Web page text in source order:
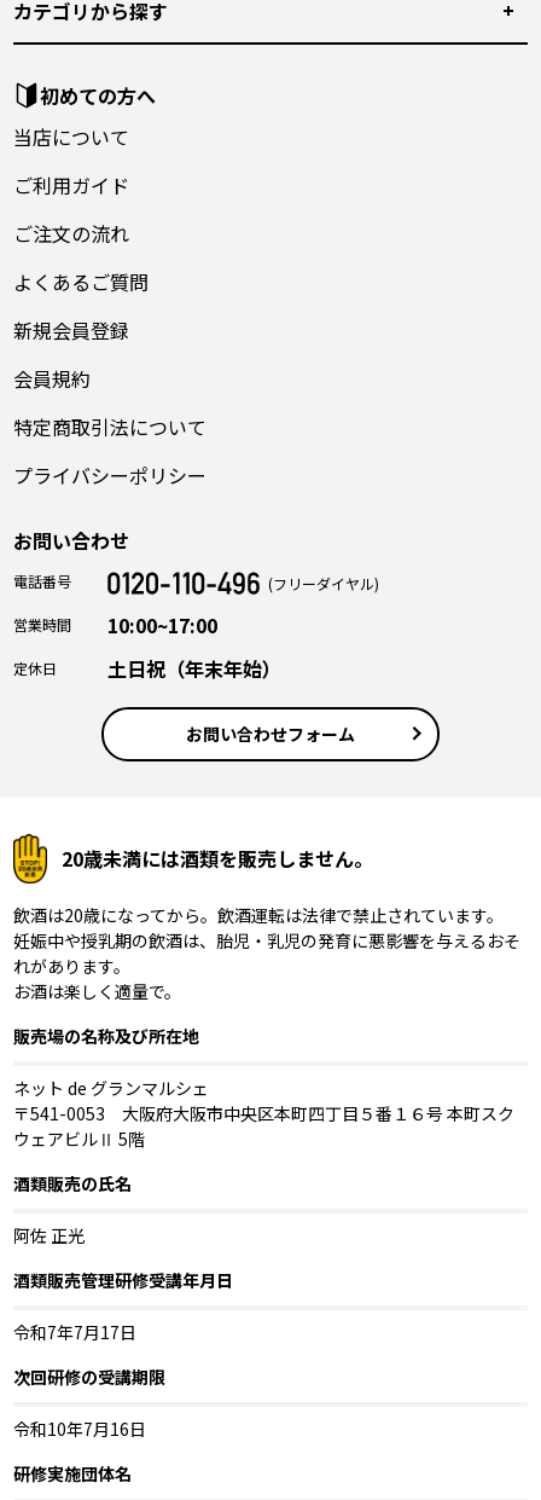
カテゴリから探す
初めての方へ
当店について
ご利用ガイド
ご注文の流れ
よくあるご質問
新規会員登録
会員規約
特定商取引法について
プライバシーポリシー
お問い合わせ
電話番号
(フリーダイヤル)
営業時間
10:00~17:00
定休日 土日祝（年末年始）
お問い合わせフォーム
20歳未満には酒類を販売しません。
飲酒は20歳になってから。飲酒運転は法律で禁止されています。
妊娠中や授乳期の飲酒は、胎児・乳児の発育に悪影響を与えるおそ
れがあります。
お酒は楽しく適量で。
販売場の名称及び所在地
ネット de グランマルシェ
〒541-0053 大阪府大阪市中央区本町四丁目５番１６号 本町スク
ウェアビルⅡ 5階
酒類販売の氏名
阿佐 正光
酒類販売管理研修受講年月日
令和7年7月17日
次回研修の受講期限
令和10年7月16日
研修実施団体名